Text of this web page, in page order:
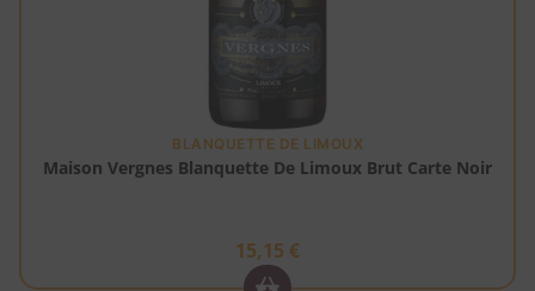
BLANQUETTE DE LIMOUX
Maison Vergnes Blanquette De Limoux Brut Carte Noir
15,15 €